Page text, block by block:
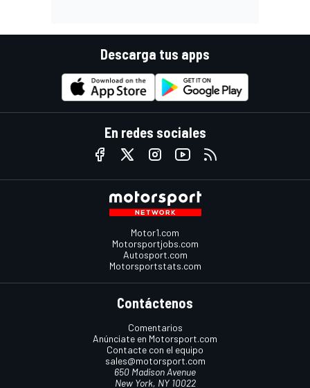
Descarga tus apps
En redes sociales
Motor1.com
Motorsportjobs.com
Autosport.com
Motorsportstats.com
Contáctenos
Comentarios
Anúnciate en Motorsport.com
Contacte con el equipo
sales@motorsport.com
650 Madison Avenue
New York, NY 10022